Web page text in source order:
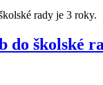
rady je 3 roky.
do školské